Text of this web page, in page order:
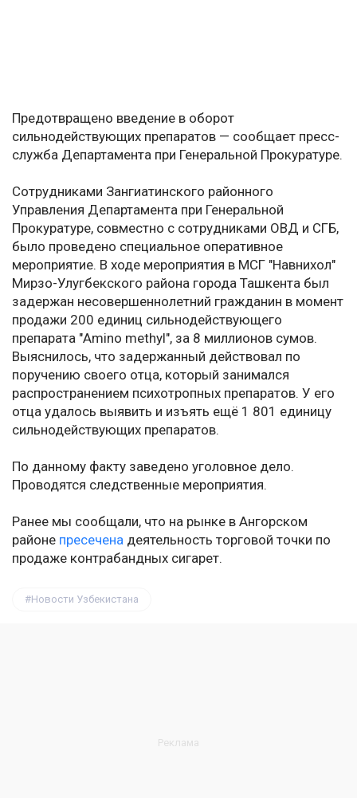
Предотвращено введение в оборот
сильнодействующих препаратов — сообщает пресс-
служба Департамента при Генеральной Прокуратуре.
Сотрудниками Зангиатинского районного
Управления Департамента при Генеральной
Прокуратуре, совместно с сотрудниками ОВД и СГБ,
было проведено специальное оперативное
мероприятие. В ходе мероприятия в МСГ "Навнихол"
Мирзо-Улугбекского района города Ташкента был
задержан несовершеннолетний гражданин в момент
продажи 200 единиц сильнодействующего
препарата "Amino methyl", за 8 миллионов сумов.
Выяснилось, что задержанный действовал по
поручению своего отца, который занимался
распространением психотропных препаратов. У его
отца удалось выявить и изъять ещё 1 801 единицу
сильнодействующих препаратов.
По данному факту заведено уголовное дело.
Проводятся следственные мероприятия.
Ранее мы сообщали, что на рынке в Ангорском
районе пресечена деятельность торговой точки по
продаже контрабандных сигарет.
Новости Узбекистана